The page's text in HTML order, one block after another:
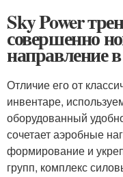
Sky Power
совершенно
направление
Отличие его от
инвентаре,
оборудованный
сочетает аэробные
формирование и
групп, комплекс